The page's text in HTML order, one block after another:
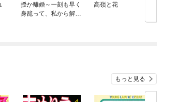
授か離婚～一刻も早く
身籠って、私から解放
高嶺と花
もっと見る